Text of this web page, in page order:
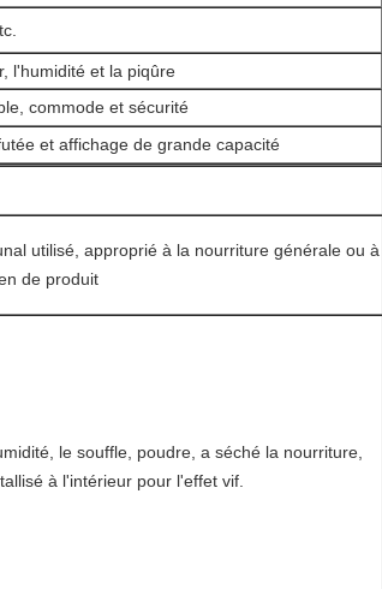
l'humidité et la piqûre
commode et sécurité
et affichage de grande capacité
utilisé, approprié à la nourriture générale ou à
de produit
le souffle, poudre, a séché la nourriture,
à l'intérieur pour l'effet vif.